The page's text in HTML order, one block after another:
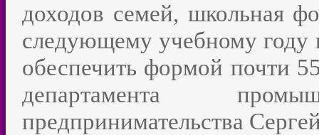
доходов семей, школьная
следующему учебному
обеспечить формой почти
департамента
предпринимательства